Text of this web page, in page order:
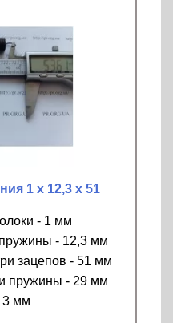
1 х 12,3 х 51
- 1 мм
- 12,3 мм
зацепов - 51 мм
пружины - 29 мм
3 мм